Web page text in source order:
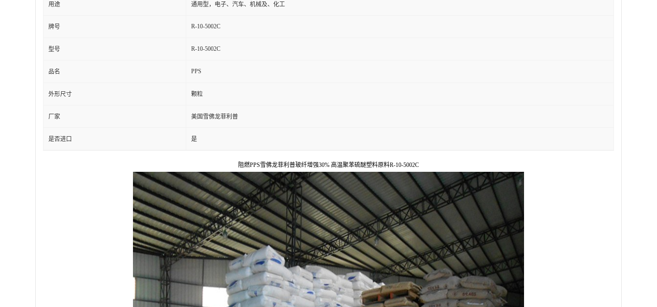
用途 通用型，电子、汽车、机械及、化工
牌号 R-10-5002C
型号 R-10-5002C
品名 PPS
外形尺寸 颗粒
厂家 美国雪佛龙菲利普
是否进口 是
阻燃PPS雪佛龙菲利普玻纤增强30% 高温聚苯硫醚塑料原料R-10-5002C